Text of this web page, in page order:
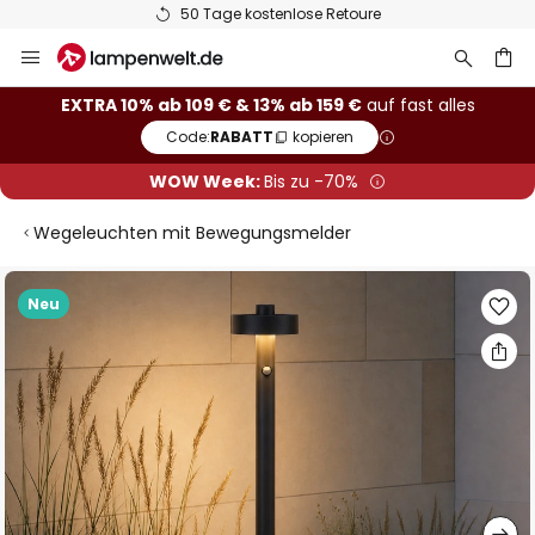
50 Tage kostenlose Retoure
Inhalt
springen
EXTRA 10% ab 109 € & 13% ab 159 €auf fast alles
Code:RABATT kopieren
WOW Week:Bis zu -70%
Wegeleuchten mit Bewegungsmelder
Neu
Zum
Ende
Bildgalerie
springen